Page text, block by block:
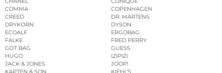
COMMA
COPENHAGEN
CREED
DR. MARTENS
DRYKORN
DYSON
ECOALF
ERGOBAG
FALKE
FRED PERRY
GOT BAG
GUESS
HUGO
IZIPIZI
JACK & JONES
JOOP!
KAPTEN & SON
KIEHL’S